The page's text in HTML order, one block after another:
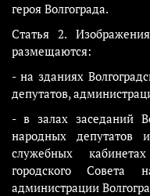
героя Волгограда.
Статья 2.
размещаются:
- на зданиях
депутатов,
- в залах заседаний
народных депутатов
служебных
городского Совета
администрации